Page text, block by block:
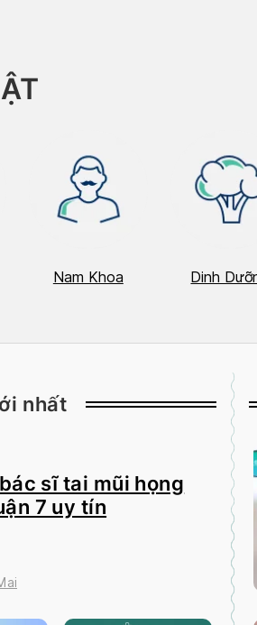
Nam Khoa Dinh
nhất
sĩ tai mũi họng
7 uy tín